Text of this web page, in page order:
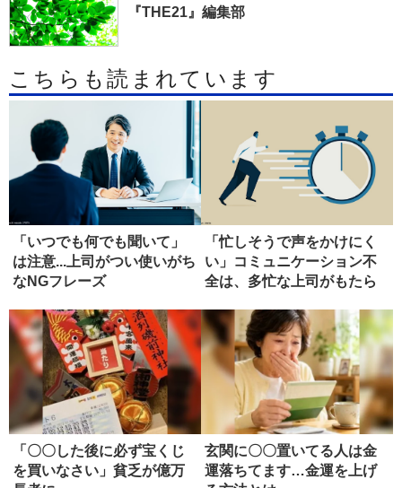
『THE21』編集部
こちらも読まれています
「いつでも何でも聞いて」
は注意...上司がつい使いがち
なNGフレーズ
「忙しそうで声をかけにく
い」コミュニケーション不
全は、多忙な上司がもたら
「〇〇した後に必ず宝くじ
を買いなさい」貧乏が億万
玄関に〇〇置いてる人は金
運落ちてます…金運を上げ